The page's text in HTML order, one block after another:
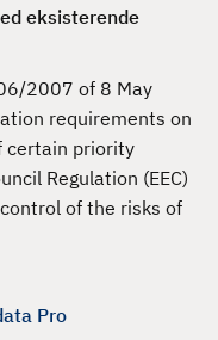
eksisterende
2007 of 8 May
requirements on
certain priority
Regulation (EEC)
of the risks of
Pro